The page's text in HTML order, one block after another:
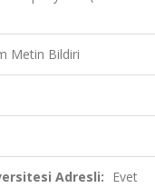
Metin Bildiri
Adresli: Evet